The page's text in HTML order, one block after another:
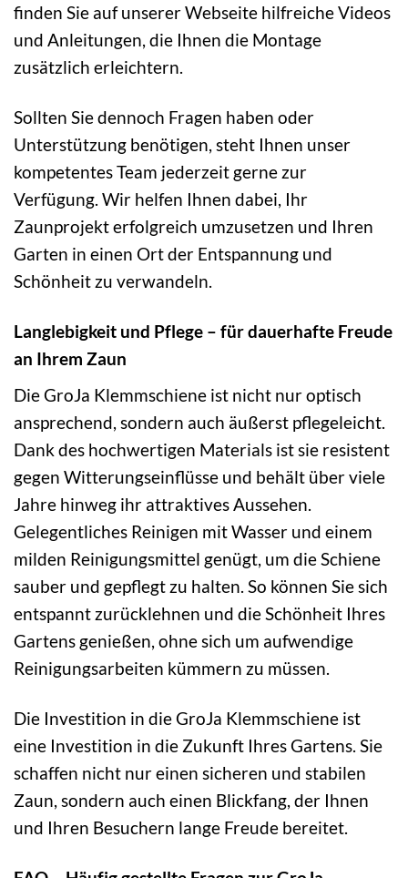
finden Sie auf unserer Webseite hilfreiche Videos
und Anleitungen, die Ihnen die Montage
zusätzlich erleichtern.
Sollten Sie dennoch Fragen haben oder
Unterstützung benötigen, steht Ihnen unser
kompetentes Team jederzeit gerne zur
Verfügung. Wir helfen Ihnen dabei, Ihr
Zaunprojekt erfolgreich umzusetzen und Ihren
Garten in einen Ort der Entspannung und
Schönheit zu verwandeln.
Langlebigkeit und Pflege – für dauerhafte Freude
an Ihrem Zaun
Die GroJa Klemmschiene ist nicht nur optisch
ansprechend, sondern auch äußerst pflegeleicht.
Dank des hochwertigen Materials ist sie resistent
gegen Witterungseinflüsse und behält über viele
Jahre hinweg ihr attraktives Aussehen.
Gelegentliches Reinigen mit Wasser und einem
milden Reinigungsmittel genügt, um die Schiene
sauber und gepflegt zu halten. So können Sie sich
entspannt zurücklehnen und die Schönheit Ihres
Gartens genießen, ohne sich um aufwendige
Reinigungsarbeiten kümmern zu müssen.
Die Investition in die GroJa Klemmschiene ist
eine Investition in die Zukunft Ihres Gartens. Sie
schaffen nicht nur einen sicheren und stabilen
Zaun, sondern auch einen Blickfang, der Ihnen
und Ihren Besuchern lange Freude bereitet.